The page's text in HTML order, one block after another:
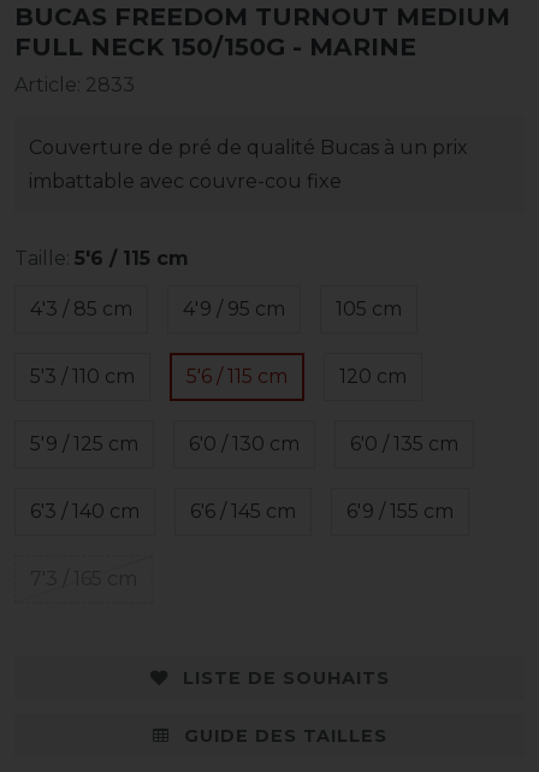
BUCAS FREEDOM TURNOUT MEDIUM
FULL NECK 150/150G - MARINE
Article: 2833
Couverture de pré de qualité Bucas à un prix
imbattable avec couvre-cou fixe
Taille: 5'6 / 115 cm
4'3 / 85 cm 4'9 / 95 cm 105 cm
5'3 / 110 cm 5'6 / 115 cm 120 cm
5'9 / 125 cm 6'0 / 130 cm 6'0 / 135 cm
6'3 / 140 cm 6'6 / 145 cm 6'9 / 155 cm
LISTE DE SOUHAITS
GUIDE DES TAILLES